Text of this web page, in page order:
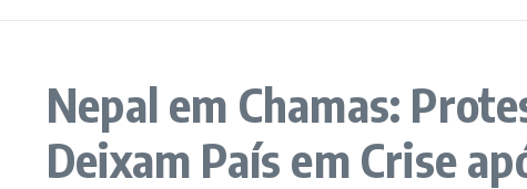
Nepal em Chamas:
Deixam País em Crise